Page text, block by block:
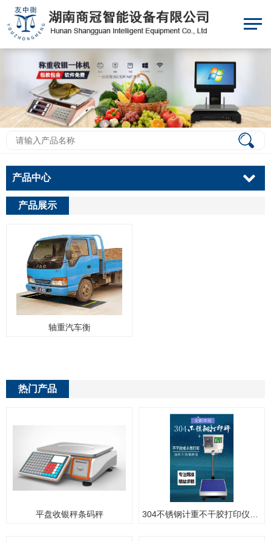
产品中心
产品展示
轴重汽车衡
热门产品
平盘收银秤条码秤